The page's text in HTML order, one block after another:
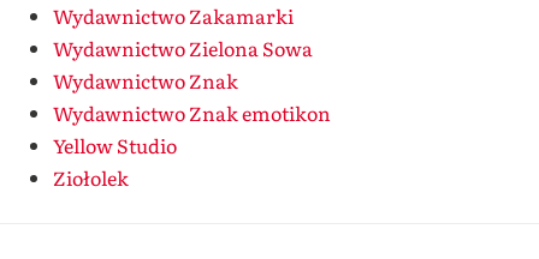
Wydawnictwo Zakamarki
Wydawnictwo Zielona Sowa
Wydawnictwo Znak
Wydawnictwo Znak emotikon
Yellow Studio
Ziołolek